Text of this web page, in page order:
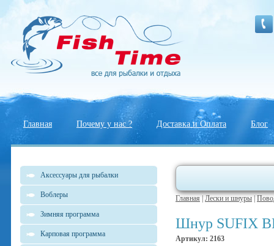
Главная Почему у нас ? Доставка и Оплата Блог
Аксессуары для рыбалки
Воблеры
Зимняя программа
Карповая программа
Главная Лески и шнуры
Шнур SUFIX
Артикул: 2163